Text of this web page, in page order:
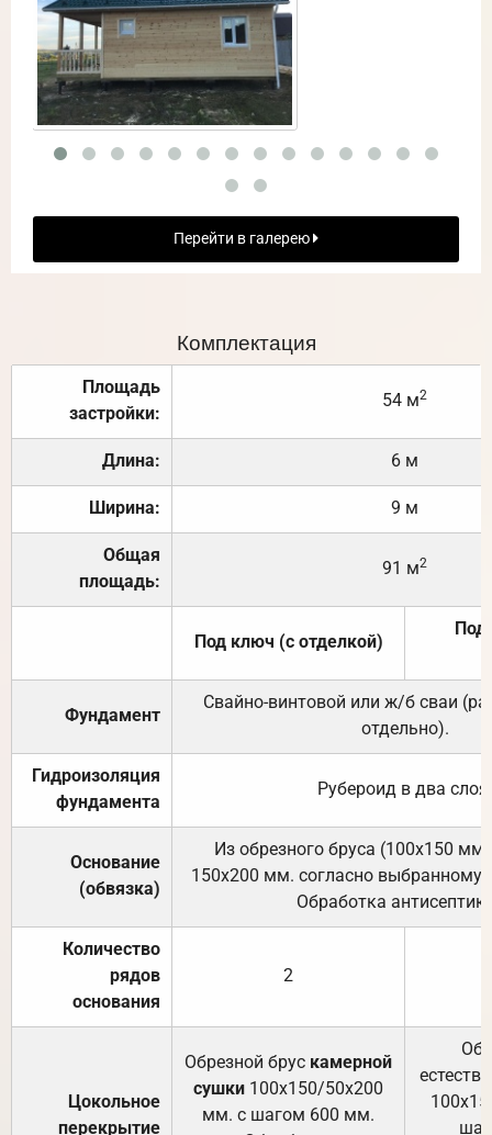
Перейти в галерею
Комплектация
Площадь
застройки:
54 м2
Длина: 6 м
Ширина: 9 м
Общая
площадь:
91 м2
Под ключ (с отделкой)
Под
Фундамент
Свайно-винтовой или ж/б сваи
отдельно).
Гидроизоляция
фундамента
Рубероид в два слоя.
Основание
(обвязка)
Из обрезного бруса (100х150
150х200 мм. согласно выбранному
Обработка
Количество
рядов
основания
2
Цокольное
перекрытие
Обрезной брус камерной
сушки 100х150/50х200
мм. с шагом 600 мм.